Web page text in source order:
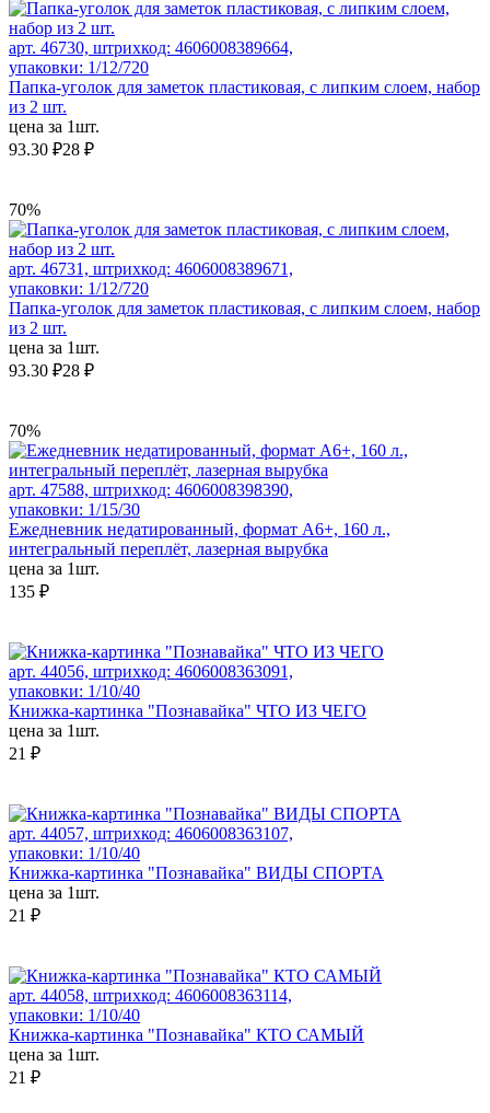
арт. 46730, штрихкод: 4606008389664,
упаковки: 1/12/720
Папка-уголок для заметок пластиковая, с липким слоем, набор
из 2 шт.
цена за 1шт.
93.30 ₽28 ₽
70%
арт. 46731, штрихкод: 4606008389671,
упаковки: 1/12/720
Папка-уголок для заметок пластиковая, с липким слоем, набор
из 2 шт.
цена за 1шт.
93.30 ₽28 ₽
70%
арт. 47588, штрихкод: 4606008398390,
упаковки: 1/15/30
Ежедневник недатированный, формат А6+, 160 л.,
интегральный переплёт, лазерная вырубка
цена за 1шт.
135 ₽
арт. 44056, штрихкод: 4606008363091,
упаковки: 1/10/40
Книжка-картинка "Познавайка" ЧТО ИЗ ЧЕГО
цена за 1шт.
21 ₽
арт. 44057, штрихкод: 4606008363107,
упаковки: 1/10/40
Книжка-картинка "Познавайка" ВИДЫ СПОРТА
цена за 1шт.
21 ₽
арт. 44058, штрихкод: 4606008363114,
упаковки: 1/10/40
Книжка-картинка "Познавайка" КТО САМЫЙ
цена за 1шт.
21 ₽